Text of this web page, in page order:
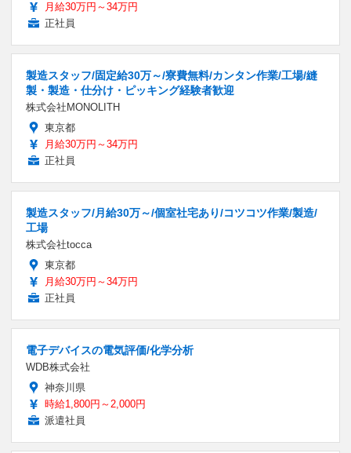
月給30万円～34万円
正社員
製造スタッフ/固定給30万～/寮費無料/カンタン作業/工場/縫
製・製造・仕分け・ピッキング経験者歓迎
株式会社MONOLITH
東京都
月給30万円～34万円
正社員
製造スタッフ/月給30万～/個室社宅あり/コツコツ作業/製造/
工場
株式会社tocca
東京都
月給30万円～34万円
正社員
電子デバイスの電気評価/化学分析
WDB株式会社
神奈川県
時給1,800円～2,000円
派遣社員